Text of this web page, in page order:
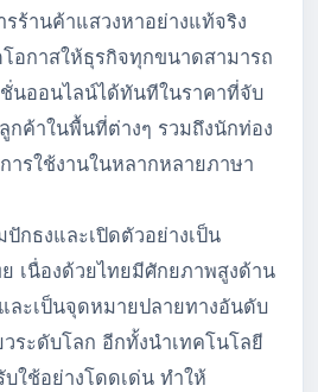
ร้านค้าแสวงหาอย่างแท้จริง
อกาสให้ธุรกิจทุกขนาดสามารถ
นออนไลน์ได้ทันทีในราคาที่จับ
กค้าในพื้นที่ต่างๆ รวมถึงนักท่อง
ารใช้งานในหลากหลายภาษา
กธงและเปิดตัวอย่างเป็น
เนื่องด้วยไทยมีศักยภาพสูงด้าน
ละเป็นจุดหมายปลายทางอันดับ
ระดับโลก อีกทั้งนำเทคโนโลยี
ใช้อย่างโดดเด่น ทำให้